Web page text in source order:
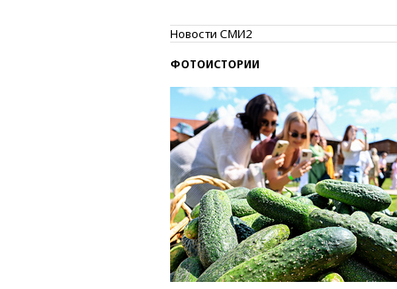
Новости СМИ2
ФОТОИСТОРИИ